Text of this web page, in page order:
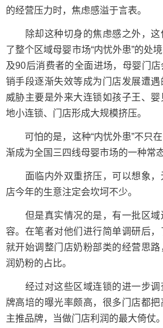
的经营压力时，焦虑感溢于言表。
除却这种切身的焦虑感之外，这
了整个区域母婴市场“内忧外患”的处
及90后消费者的全面进场，母婴门
销手段逐渐失效等成为门店发展遭
威胁主要是外来大连锁如孩子王、
地小连锁、门店形成大规模挤压。
可怕的是，这种“内忧外患”不只在
渐成为全国三四线母婴市场的一种常态
面临内外双重挤压，可以想象，
店今年的生意注定会坎坷不少。
但是真实情况的是，有一批区域
容。在笔者对他们进行简单调研后
就开始调整门店奶粉部类的经营思路
润奶粉的占比。
经过对这些区域连锁的进一步调
牌高培的曝光率颇高，很多门店都
主推品牌，当做门店利润的最大倚仗。